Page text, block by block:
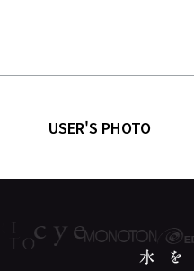
USER'S PHOTO